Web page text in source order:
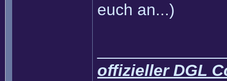
euch an...)
offizieller DGL